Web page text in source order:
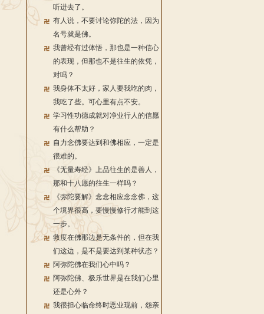
听进去了。
有人说，不要讨论弥陀的法，因为
名号就是佛。
我曾经有过体悟，那也是一种信心
的表现，但那也不是往生的依凭，
对吗？
我身体不太好，家人要我吃的肉，
我吃了些。可心里有点不安。
学习性功德成就对净业行人的信愿
有什么帮助？
自力念佛要达到和佛相应，一定是
很难的。
《无量寿经》上品往生的是善人，
那和十八愿的往生一样吗？
《弥陀要解》念念相应念念佛，这
个境界很高，要慢慢修行才能到这
一步。
救度在佛那边是无条件的，但在我
们这边，是不是要达到某种状态？
阿弥陀佛在我们心中吗？
阿弥陀佛、极乐世界是在我们心里
还是心外？
我很担心临命终时恶业现前，怨亲